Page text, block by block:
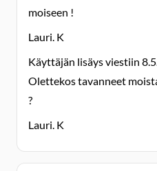
moiseen !
Lauri. K
Käyttäjän lisäys viestiin
Olettekos tavanneet
?
Lauri. K